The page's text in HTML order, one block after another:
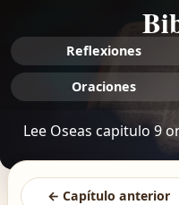
Reflexiones
Oraciones
Lee Oseas capitulo 9
← Capítulo anterior